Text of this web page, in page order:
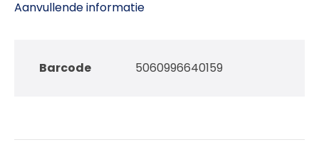
Aanvullende informatie
Barcode 5060996640159